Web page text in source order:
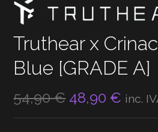
Truthear x
Blue [GRADE A]
54,90€ O
48,90€ O
inc.